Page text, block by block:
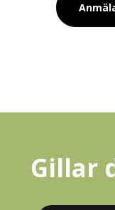
Gillar